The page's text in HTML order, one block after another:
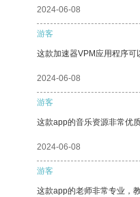
2024-06-08
游客
这款加速器VPM应用程序可
2024-06-08
游客
这款app的音乐资源非常优
2024-06-08
游客
这款app的老师非常专业，